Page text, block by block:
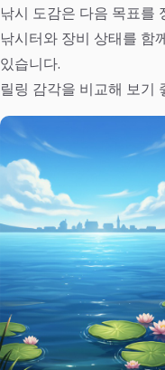
낚시 도감은 다음 목표를
낚시터와 장비 상태를 함
있습니다.
릴링 감각을 비교해 보기